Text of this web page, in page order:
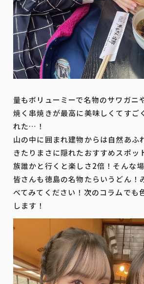
量もボリューミーで名物のサワガニ
焼く串焼きが最高に美味しくてすご
れた…！
山の中に囲まれ建物からは自然あふ
きたりまさに隠れたおすすめスポッ
族誰かと行くと楽しさ2倍！そんな
皆さんも徳島の名物たらいうどん！
べてみてください！次のコラムでも
します！